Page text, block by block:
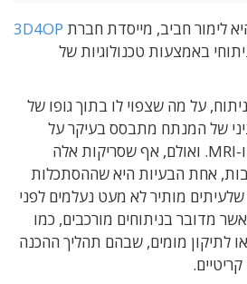
לימור חביב, מייסדת חברת 3D4OP
באמצעות טכנולוגיות של
על מה שצפוי לו בתוך גופו של
של המנתח מתבסס בעיקר על
סריקות הדמאה כמו CT ו-MRI. ואולם, אף שסריקות אלה
אחת הבעיות היא שההסתכלות
מותיר לא מעט נעלמים לפני
מדובר בניתוחים מורכבים, כמו
לתיקון מומים, שבהם תהליך ההכנה